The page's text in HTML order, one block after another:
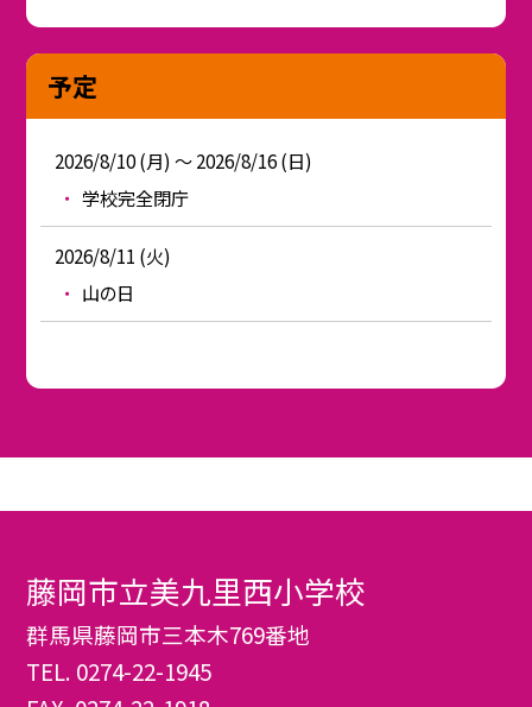
予定
2026/8/10 (月) ～ 2026/8/16 (日)
学校完全閉庁
2026/8/11 (火)
山の日
藤岡市立美九里西小学校
群馬県藤岡市三本木769番地
TEL. 0274-22-1945